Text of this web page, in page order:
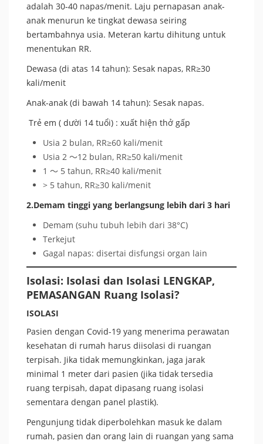
adalah 30-40 napas/menit. Laju pernapasan anak-
anak menurun ke tingkat dewasa seiring
bertambahnya usia. Meteran kartu dihitung untuk
menentukan RR.
Dewasa (di atas 14 tahun): Sesak napas, RR≥30
kali/menit
Anak-anak (di bawah 14 tahun): Sesak napas.
Trẻ em ( dười 14 tuổi) : xuất hiện thở gấp
Usia 2 bulan, RR≥60 kali/menit
Usia 2 ～12 bulan, RR≥50 kali/menit
1 ～ 5 tahun, RR≥40 kali/menit
> 5 tahun, RR≥30 kali/menit
2.Demam tinggi yang berlangsung lebih dari 3 hari
Demam (suhu tubuh lebih dari 38°C)
Terkejut
Gagal napas: disertai disfungsi organ lain
Isolasi: Isolasi dan Isolasi LENGKAP,
PEMASANGAN Ruang Isolasi?
ISOLASI
Pasien dengan Covid-19 yang menerima perawatan
kesehatan di rumah harus diisolasi di ruangan
terpisah. Jika tidak memungkinkan, jaga jarak
minimal 1 meter dari pasien (jika tidak tersedia
ruang terpisah, dapat dipasang ruang isolasi
sementara dengan panel plastik).
Pengunjung tidak diperbolehkan masuk ke dalam
rumah, pasien dan orang lain di ruangan yang sama